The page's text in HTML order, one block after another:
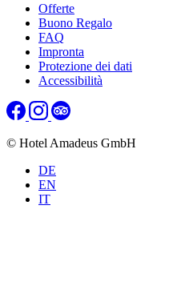
Offerte
Buono Regalo
FAQ
Impronta
Protezione dei dati
Accessibilità
© Hotel Amadeus GmbH
DE
EN
IT